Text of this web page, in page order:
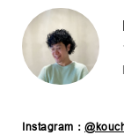
Instagram：